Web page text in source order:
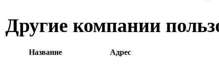
Другие компании
Название Адрес